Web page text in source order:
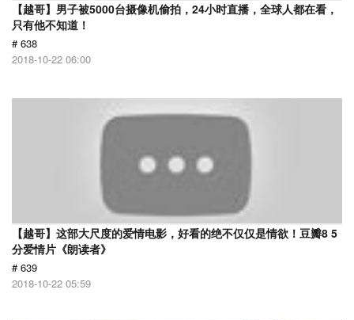
【越哥】男子被5000台摄像机偷拍，24小时直播，全球人都在看，
只有他不知道！
# 638
2018-10-22 06:00
【越哥】这部大尺度的爱情电影，好看的绝不仅仅是情欲！豆瓣8 5
分爱情片《朗读者》
# 639
2018-10-22 05:59